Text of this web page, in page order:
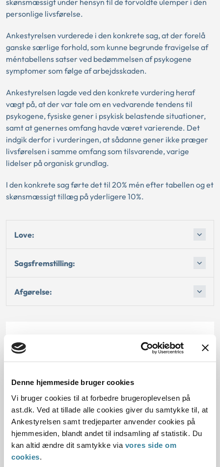
Denne hjemmeside bruger cookies
Vi bruger cookies til at forbedre brugeroplevelsen på
ast.dk. Ved at tillade alle cookies giver du samtykke til, at
Ankestyrelsen samt tredjeparter anvender cookies på
hjemmesiden, blandt andet til indsamling af statistik. Du
kan altid ændre dit samtykke via vores side om
cookies.
skønsmæssigt under hensyn til de forvoldte ulemper i den
personlige livsførelse.
Ankestyrelsen vurderede i den konkrete sag, at der forelå
ganske særlige forhold, som kunne begrunde fravigelse af
méntabellens satser ved bedømmelsen af psykogene
symptomer som følge af arbejdsskaden.
Ankestyrelsen lagde ved den konkrete vurdering heraf
vægt på, at der var tale om en vedvarende tendens til
psykogene, fysiske gener i psykisk belastende situationer,
samt at genernes omfang havde været varierende. Det
indgik derfor i vurderingen, at sådanne gener ikke præger
livsførelsen i samme omfang som tilsvarende, varige
lidelser på organisk grundlag.
I den konkrete sag førte det til 20% mén efter tabellen og et
skønsmæssigt tillæg på yderligere 10%.
Love:
Sagsfremstilling:
Afgørelse:
Dato for underskrift
Offentliggørelsesdato
11.07.2013
Denne principafgørelse er kasseret den 2. maj 2019,
da den ikke længere har vejledningsværdi.